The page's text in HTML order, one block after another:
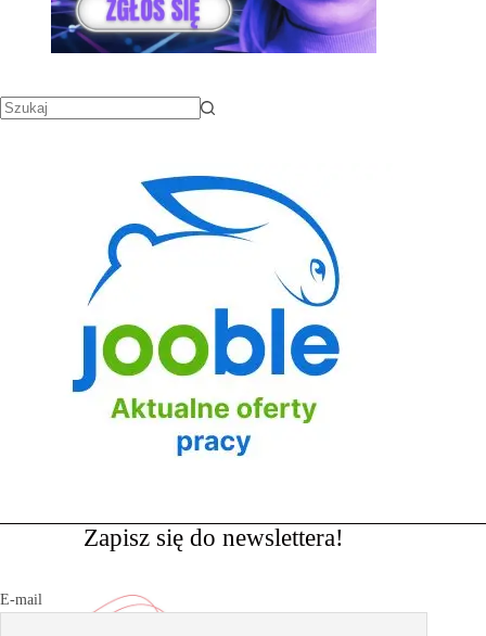
Zapisz się do newslettera!
E-mail